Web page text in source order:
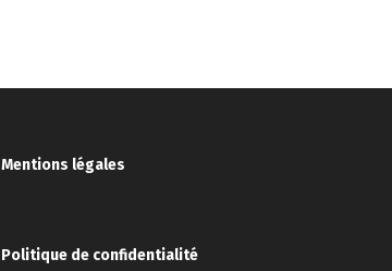
Mentions légales
Politique de confidentialité